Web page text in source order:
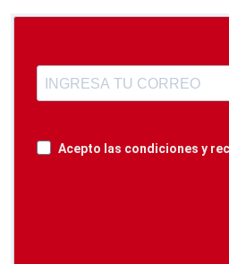
Acepto las condiciones y